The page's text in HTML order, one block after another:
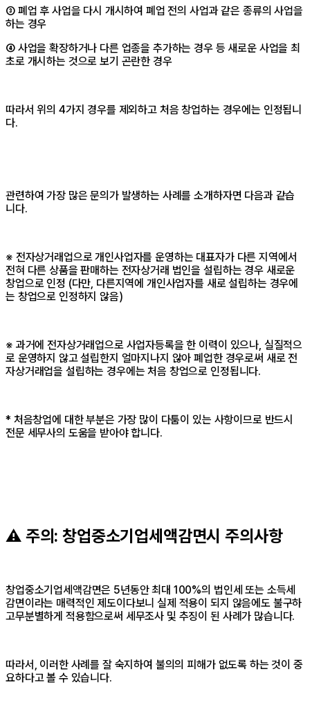
③ 폐업 후 사업을 다시 개시하여 폐업 전의 사업과 같은 종류의 사업을
하는 경우
④ 사업을 확장하거나 다른 업종을 추가하는 경우 등 새로운 사업을 최
초로 개시하는 것으로 보기 곤란한 경우
따라서 위의 4가지 경우를 제외하고 처음 창업하는 경우에는 인정됩니
다.
관련하여 가장 많은 문의가 발생하는 사례를 소개하자면 다음과 같습
니다.
※ 전자상거래업으로 개인사업자를 운영하는 대표자가 다른 지역에서
전혀 다른 상품을 판매하는 전자상거래 법인을 설립하는 경우 새로운
창업으로 인정 (다만, 다른지역에 개인사업자를 새로 설립하는 경우에
는 창업으로 인정하지 않음)
※ 과거에 전자상거래업으로 사업자등록을 한 이력이 있으나, 실질적으
로 운영하지 않고 설립한지 얼마지나지 않아 폐업한 경우로써 새로 전
자상거래업을 설립하는 경우에는 처음 창업으로 인정됩니다.
* 처음창업에 대한 부분은 가장 많이 다툼이 있는 사항이므로 반드시
전문 세무사의 도움을 받아야 합니다.
⚠️ 주의: 창업중소기업세액감면시 주의사항
창업중소기업세액감면은 5년동안 최대 100%의 법인세 또는 소득세
감면이라는 매력적인 제도이다보니 실제 적용이 되지 않음에도 불구하
고무분별하게 적용함으로써 세무조사 및 추징이 된 사례가 많습니다.
따라서, 이러한 사례를 잘 숙지하여 불의의 피해가 없도록 하는 것이 중
요하다고 볼 수 있습니다.